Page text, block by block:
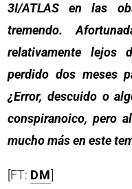
3I/ATLAS en las
tremendo.
relativamente lejos
perdido dos meses
¿Error, descuido o
conspiranoico, pero
mucho más en este
[FT: DM